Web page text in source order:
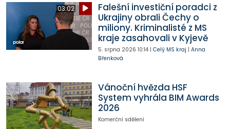
03:02
Falešní investiční poradci z
Ukrajiny obrali Čechy o
miliony. Kriminalisté z MS
kraje zasahovali v Kyjevě
5. srpna 2026 10:14| Celý MS kraj | Anna
Břenková
Vánoční hvězda HSF
System vyhrála BIM Awards
2026
Komerční sdělení